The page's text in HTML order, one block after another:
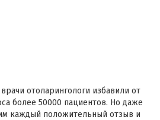
отоларингологи избавили от
более 50000 пациентов. Но даже
каждый положительный отзыв и